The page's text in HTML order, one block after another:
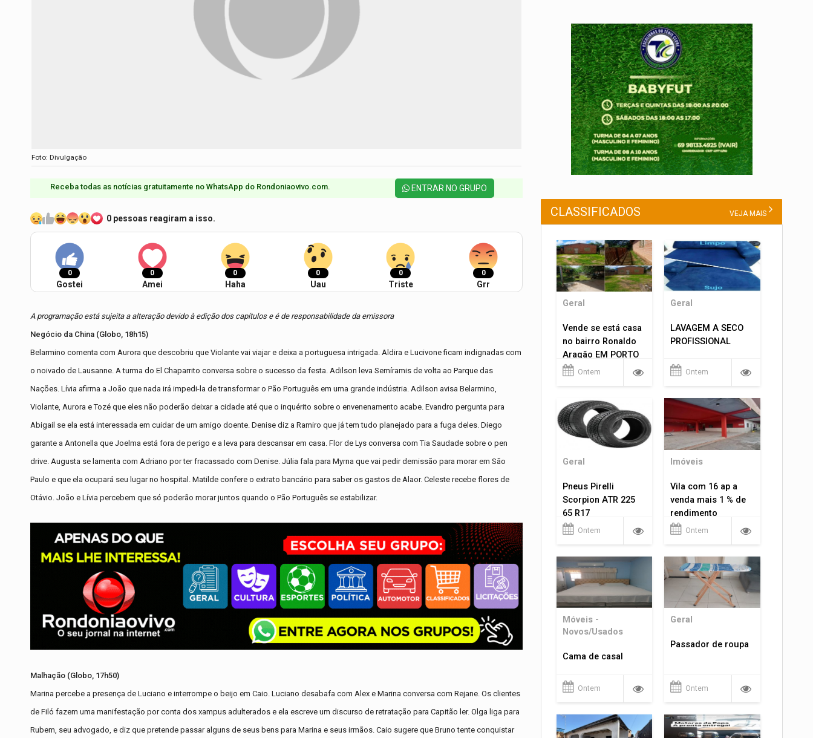
Foto: Divulgação
Receba todas as notícias gratuitamente no WhatsApp do Rondoniaovivo.com.​ ENTRAR NO GRUPO
0 pessoas reagiram a isso.
0
Gostei
0
Amei
0
Haha
0
Uau
0
Triste
0
Grr
A programação está sujeita a alteração devido à edição dos capítulos e é de responsabilidade da emissora
Negócio da China (Globo, 18h15)
Belarmino comenta com Aurora que descobriu que Violante vai viajar e deixa a portuguesa intrigada. Aldira e Lucivone ficam indignadas com
o noivado de Lausanne. A turma do El Chaparrito conversa sobre o sucesso da festa. Adilson leva Semíramis de volta ao Parque das
Nações. Lívia afirma a João que nada irá impedi-la de transformar o Pão Português em uma grande indústria. Adilson avisa Belarmino,
Violante, Aurora e Tozé que eles não poderão deixar a cidade até que o inquérito sobre o envenenamento acabe. Evandro pergunta para
Abigail se ela está interessada em cuidar de um amigo doente. Denise diz a Ramiro que já tem tudo planejado para a fuga deles. Diego
garante a Antonella que Joelma está fora de perigo e a leva para descansar em casa. Flor de Lys conversa com Tia Saudade sobre o pen
drive. Augusta se lamenta com Adriano por ter fracassado com Denise. Júlia fala para Myrna que vai pedir demissão para morar em São
Paulo e que ela ocupará seu lugar no hospital. Matilde confere o extrato bancário para saber os gastos de Alaor. Celeste recebe flores de
Otávio. João e Lívia percebem que só poderão morar juntos quando o Pão Português se estabilizar.
Malhação (Globo, 17h50)
Marina percebe a presença de Luciano e interrompe o beijo em Caio. Luciano desabafa com Alex e Marina conversa com Rejane. Os clientes
de Filó fazem uma manifestação por conta dos xampus adulterados e ela escreve um discurso de retratação para Capitão ler. Olga liga para
Rubem, seu advogado, e diz que pretende passar alguns de seus bens para Marina e seus irmãos. Caio sugere que Bruno tente conquistar
CLASSIFICADOS VEJA MAIS
Geral
Vende se está casa
no bairro Ronaldo
Aragão EM PORTO
VELHO RO.
Ontem
Geral
LAVAGEM A SECO
PROFISSIONAL
Ontem
Geral
Pneus Pirelli
Scorpion ATR 225
65 R17
Ontem
Imóveis
Vila com 16 ap a
venda mais 1 % de
rendimento
Ontem
Móveis -
Novos/Usados
Cama de casal
Ontem
Geral
Passador de roupa
Ontem